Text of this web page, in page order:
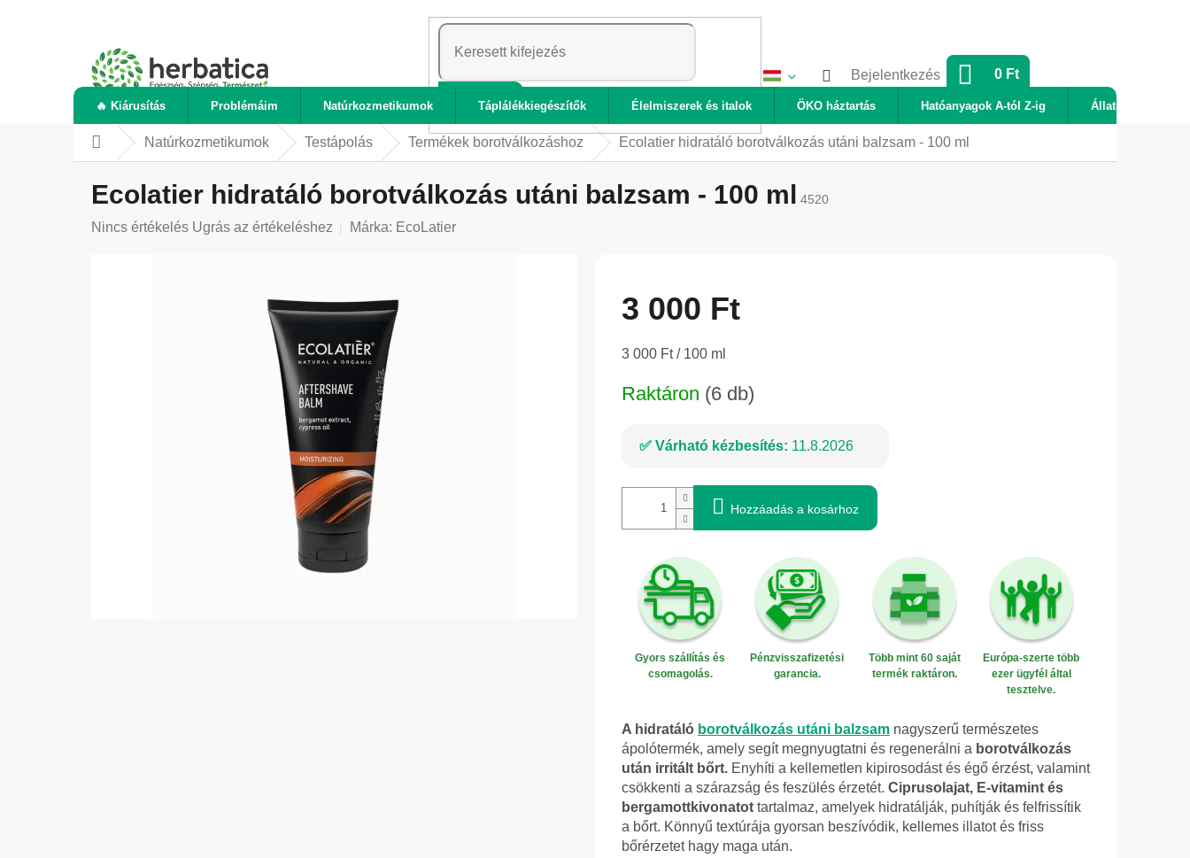
KERESÉS
Bejelentkezés KOSÁR
0 Ft
🔥 Kiárusítás Problémáim Natúrkozmetikumok Táplálékkiegészítők Élelmiszerek és italok ÖKO háztartás Hatóanyagok A-tól Z-ig Állatok
KezdőlapNatúrkozmetikumok Testápolás Termékek borotválkozáshoz Ecolatier hidratáló borotválkozás utáni balzsam - 100 ml
Ecolatier hidratáló borotválkozás utáni balzsam - 100 ml 4520
A
Nincs értékelés Ugrás az értékeléshez Márka: EcoLatier
3 000 Ft
Egységár:
3 000 Ft / 100 ml
Raktáron (6 db)
Várható kézbesítés: 11.8.2026
Hozzáadás a kosárhoz
Gyors szállítás és
csomagolás.
Pénzvisszafizetési
garancia.
Több mint 60 saját
termék raktáron.
Európa-szerte több
ezer ügyfél által
tesztelve.
A hidratáló borotválkozás utáni balzsam nagyszerű természetes
ápolótermék, amely segít megnyugtatni és regenerálni a borotválkozás
után irritált bőrt. Enyhíti a kellemetlen kipirosodást és égő érzést, valamint
csökkenti a szárazság és feszülés érzetét. Ciprusolajat, E-vitamint és
bergamottkivonatot tartalmaz, amelyek hidratálják, puhítják és felfrissítik
a bőrt. Könnyű textúrája gyorsan beszívódik, kellemes illatot és friss
bőrérzetet hagy maga után.